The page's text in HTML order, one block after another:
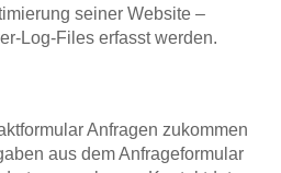
seiner Website –
Log-Files erfasst werden.
Anfragen zukommen
aus dem Anfrageformular